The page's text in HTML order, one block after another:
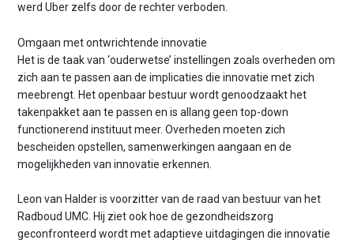
werd Uber zelfs door de rechter verboden.
Omgaan met ontwrichtende innovatie
Het is de taak van ‘ouderwetse’ instellingen zoals overheden om
zich aan te passen aan de implicaties die innovatie met zich
meebrengt. Het openbaar bestuur wordt genoodzaakt het
takenpakket aan te passen en is allang geen top-down
functionerend instituut meer. Overheden moeten zich
bescheiden opstellen, samenwerkingen aangaan en de
mogelijkheden van innovatie erkennen.
Leon van Halder is voorzitter van de raad van bestuur van het
Radboud UMC. Hij ziet ook hoe de gezondheidszorg
geconfronteerd wordt met adaptieve uitdagingen die innovatie